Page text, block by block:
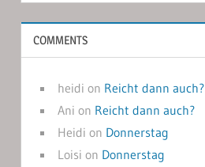
COMMENTS
heidi on Reicht dann auch?
Ani on Reicht dann auch?
Heidi on Donnerstag
Loisi on Donnerstag